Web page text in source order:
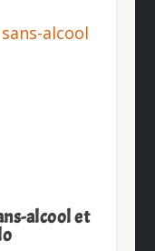
alcool et